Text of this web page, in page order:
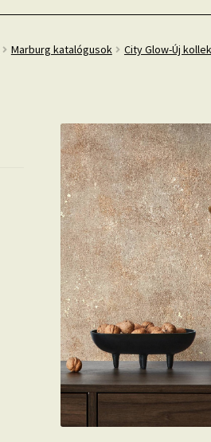
Marburg katalógusok City Glow-Új